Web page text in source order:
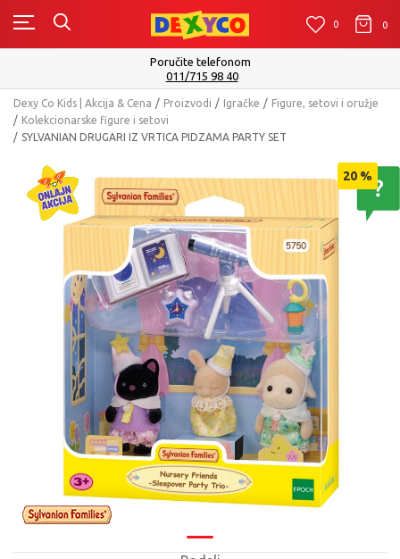
0 0 0
Isporuku možete očekivati u roku od 2 do 4 radna dana!
Pogledaj više
Dexy Co Kids | Akcija & Cena Proizvodi Igračke
Figure, setovi i oružje
Kolekcionarske figure i setovi
SYLVANIAN DRUGARI IZ VRTICA PIDZAMA PARTY SET
20 %